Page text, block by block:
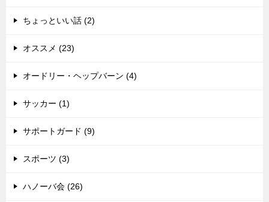
ちょっといい話 (2)
オススメ (23)
オードリー・ヘップバーン (4)
サッカー (1)
サポートガード (9)
スポーツ (3)
ハノーバ会 (26)